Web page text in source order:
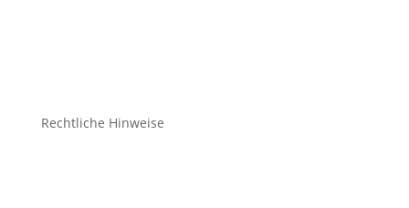
Rechtliche Hinweise